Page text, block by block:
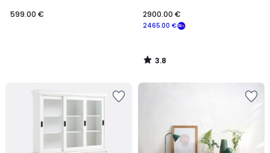
599.00 €
2465.00 €
2900.00 €
3.8
/